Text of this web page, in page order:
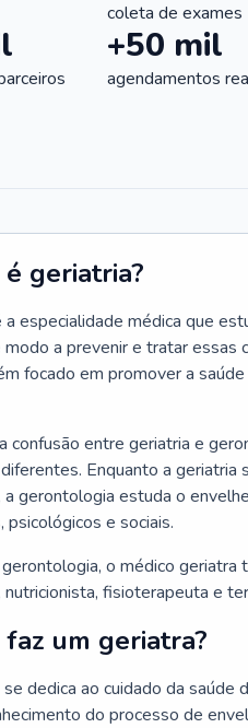
coleta de exames
+50 mil
agendamentos
geriatria?
a especialidade médica que
a prevenir e tratar essas
focado em promover a
confusão entre geriatria e
Enquanto a
gerontologia estuda o
psicológicos e sociais.
o médico
fisioterapeuta e
faz um geriatra?
dedica ao cuidado da
do processo de